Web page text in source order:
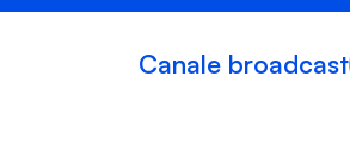
Canale broadcast